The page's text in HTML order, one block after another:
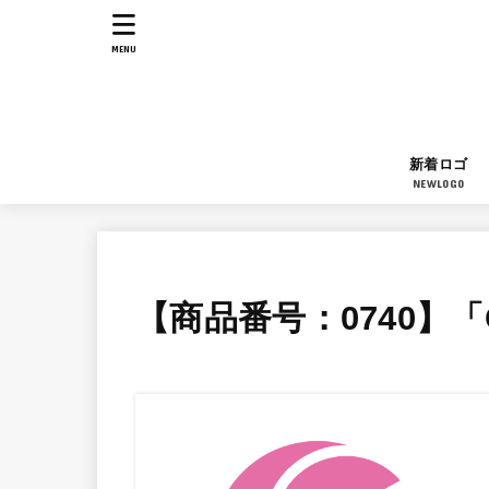
新着ロゴ
NEWLOGO
MENU
【商品番号：0740】